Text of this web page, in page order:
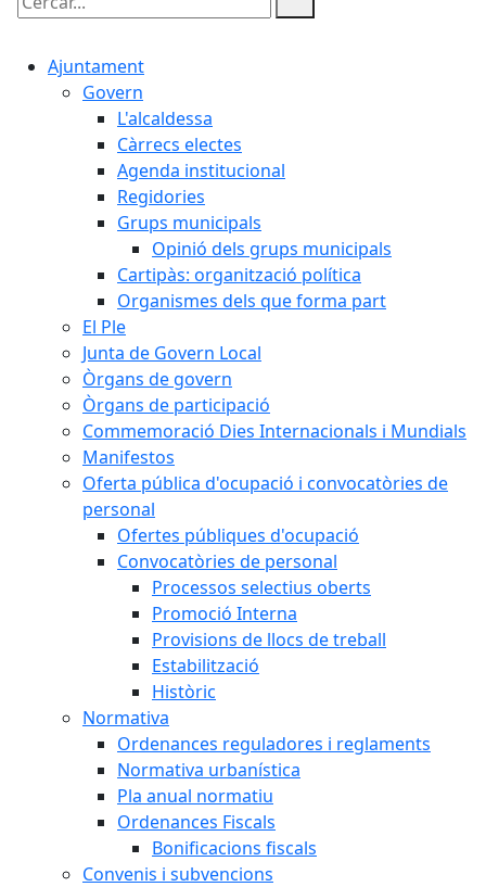
Cercar:
Ajuntament
Govern
L'alcaldessa
Càrrecs electes
Agenda institucional
Regidories
Grups municipals
Opinió dels grups municipals
Cartipàs: organització política
Organismes dels que forma part
El Ple
Junta de Govern Local
Òrgans de govern
Òrgans de participació
Commemoració Dies Internacionals i Mundials
Manifestos
Oferta pública d'ocupació i convocatòries de
personal
Ofertes públiques d'ocupació
Convocatòries de personal
Processos selectius oberts
Promoció Interna
Provisions de llocs de treball
Estabilització
Històric
Normativa
Ordenances reguladores i reglaments
Normativa urbanística
Pla anual normatiu
Ordenances Fiscals
Bonificacions fiscals
Convenis i subvencions